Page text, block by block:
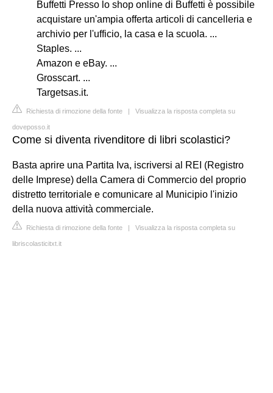
Buffetti Presso lo shop online di Buffetti è possibile
acquistare un'ampia offerta articoli di cancelleria e
archivio per l'ufficio, la casa e la scuola. ...
Staples. ...
Amazon e eBay. ...
Grosscart. ...
Targetsas.it.
Richiesta di rimozione della fonte | Visualizza la risposta completa su
doveposso.it
Come si diventa rivenditore di libri scolastici?
Basta aprire una Partita Iva, iscriversi al REI (Registro
delle Imprese) della Camera di Commercio del proprio
distretto territoriale e comunicare al Municipio l'inizio
della nuova attività commerciale.
Richiesta di rimozione della fonte | Visualizza la risposta completa su
libriscolasticitxt.it